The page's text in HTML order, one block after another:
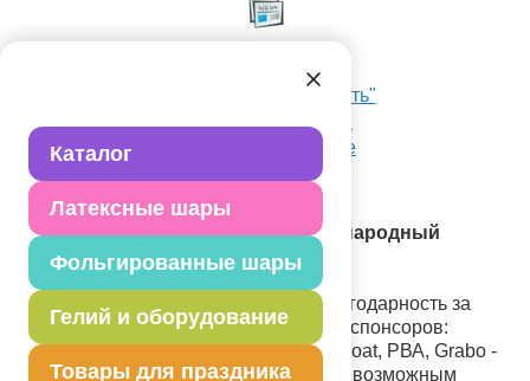
Каталог
Латексные шары
Фольгированные шары
Гелий и оборудование
Товары для праздника
Хочу приехать как "Гость"
Пресса о фестивале
Закончился 18 Московский Международный
Фестиваль воздушных шаров.
Оргкомитет фестиваля выражает благодарность за
поддержку фестивального движения спонсоров:
Gemar, Amscan,Belbal, Qualatex,Hi-Float, РВА, Grabo -
именно поддержка спонсоров делает возможным